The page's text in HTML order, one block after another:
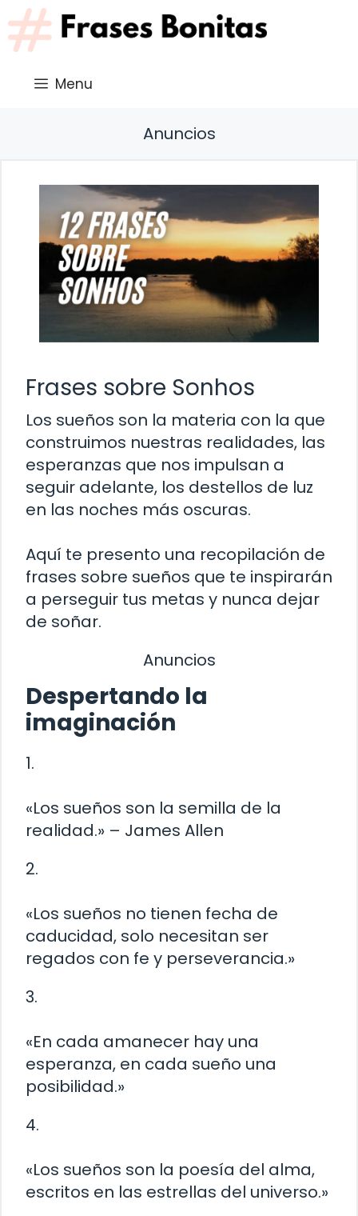
Saltar
al
contenido
Menu
Anuncios
Frases sobre Sonhos
Los sueños son la materia con la que
construimos nuestras realidades, las
esperanzas que nos impulsan a
seguir adelante, los destellos de luz
en las noches más oscuras.
Aquí te presento una recopilación de
frases sobre sueños que te inspirarán
a perseguir tus metas y nunca dejar
de soñar.
Anuncios
Despertando la
imaginación
1.
«Los sueños son la semilla de la
realidad.» – James Allen
2.
«Los sueños no tienen fecha de
caducidad, solo necesitan ser
regados con fe y perseverancia.»
3.
«En cada amanecer hay una
esperanza, en cada sueño una
posibilidad.»
4.
«Los sueños son la poesía del alma,
escritos en las estrellas del universo.»